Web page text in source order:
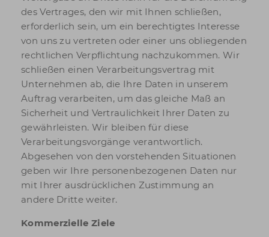
des Vertrages, den wir mit Ihnen schließen,
erforderlich sein, um ein berechtigtes Interesse
von uns zu vertreten oder einer uns obliegenden
rechtlichen Verpflichtung nachzukommen. Wir
schließen einen Verarbeitungsvertrag mit
Unternehmen ab, die Ihre Daten in unserem
Auftrag verarbeiten, um das gleiche Maß an
Sicherheit und Vertraulichkeit Ihrer Daten zu
gewährleisten. Wir bleiben für diese
Verarbeitungsvorgänge verantwortlich.
Abgesehen von den vorstehenden Situationen
geben wir Ihre personenbezogenen Daten nur
mit Ihrer ausdrücklichen Zustimmung an
andere Dritte weiter.
Kommerzielle Ziele